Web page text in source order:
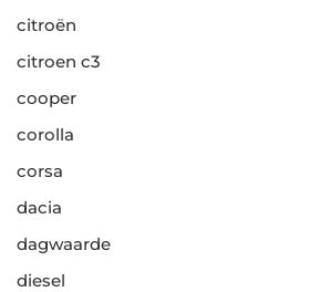
citroën
citroen c3
cooper
corolla
corsa
dacia
dagwaarde
diesel